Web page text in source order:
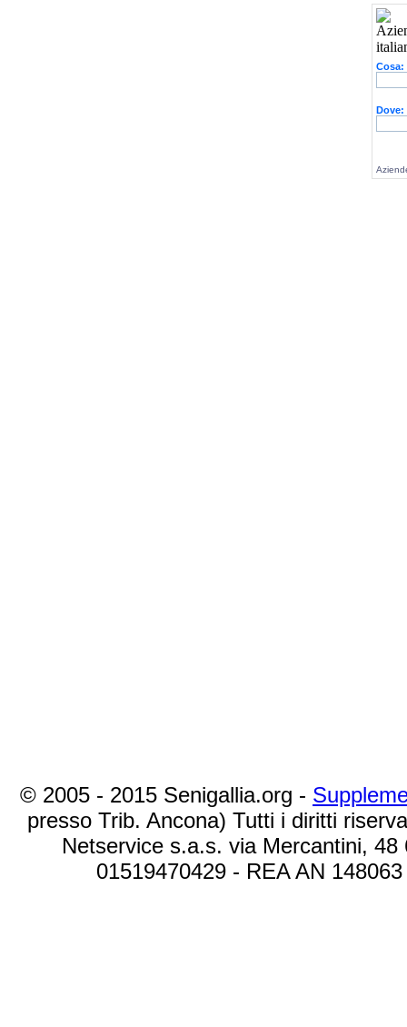
Cosa:
Dove:
© 2005 - 2015 Senigallia.org -
presso Trib. Ancona) Tutti i diritti
Netservice s.a.s. via Mercantini,
01519470429 - REA AN